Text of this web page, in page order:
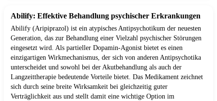
Abilify: Effektive Behandlung psychischer Erkrankungen
Abilify (Aripiprazol) ist ein atypisches Antipsychotikum der neuesten
Generation, das zur Behandlung einer Vielzahl psychischer Störungen
eingesetzt wird. Als partieller Dopamin-Agonist bietet es einen
einzigartigen Wirkmechanismus, der sich von anderen Antipsychotika
unterscheidet und sowohl bei der Akutbehandlung als auch der
Langzeittherapie bedeutende Vorteile bietet. Das Medikament zeichnet
sich durch seine breite Wirksamkeit bei gleichzeitig guter
Verträglichkeit aus und stellt damit eine wichtige Option im